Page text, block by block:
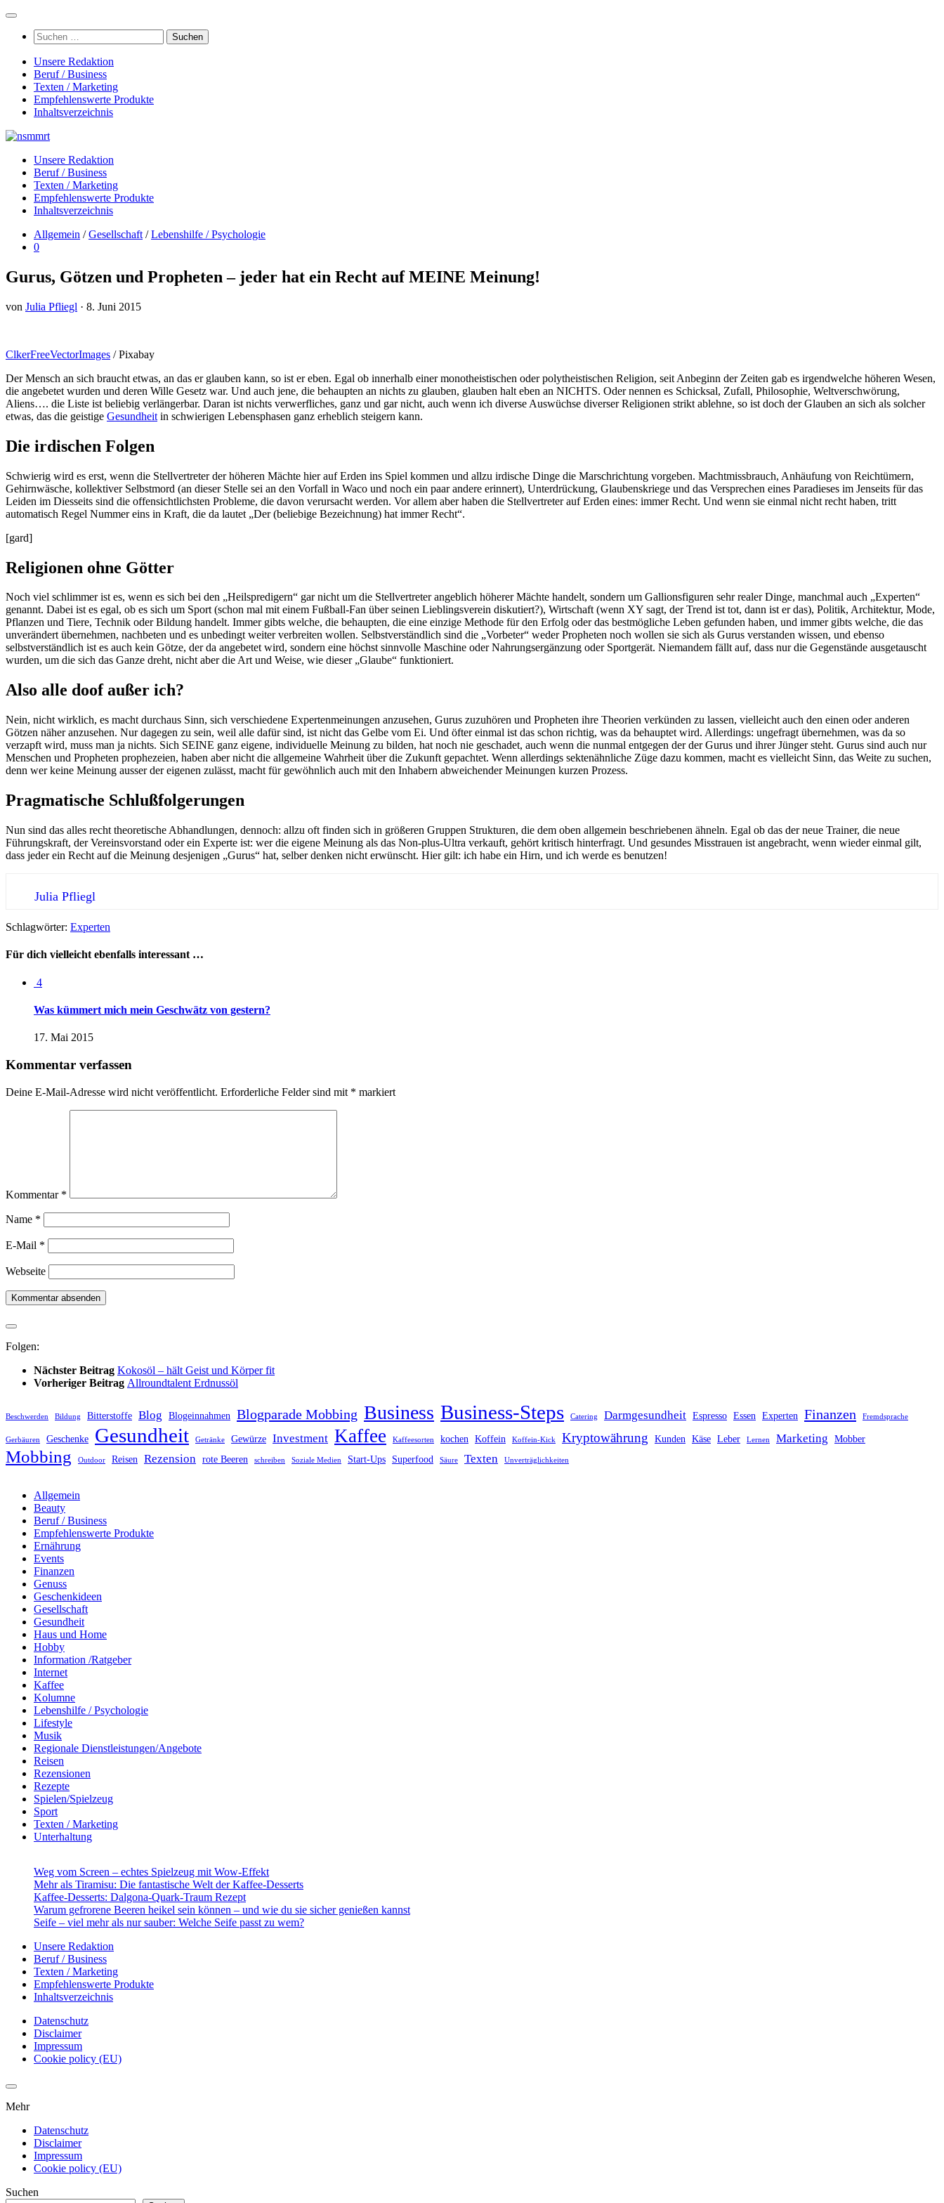
Zum
springenSuchen
nach:
Unsere Redaktion
Beruf / Business
Texten / Marketing
Empfehlenswerte Produkte
Inhaltsverzeichnis
Unsere Redaktion
Beruf / Business
Texten / Marketing
Empfehlenswerte Produkte
Inhaltsverzeichnis
Allgemein / Gesellschaft / Lebenshilfe / Psychologie
0
Gurus, Götzen und Propheten – jeder hat ein Recht auf MEINE Meinung!
von Julia Pfliegl · 8. Juni 2015
ClkerFreeVectorImages / Pixabay
Der Mensch an sich braucht etwas, an das er glauben kann, so ist er eben. Egal ob innerhalb einer monotheistischen oder polytheistischen Religion, seit Anbeginn der Zeiten gab es irgendwelche höheren Wesen,
die angebetet wurden und deren Wille Gesetz war. Und auch jene, die behaupten an nichts zu glauben, glauben halt eben an NICHTS. Oder nennen es Schicksal, Zufall, Philosophie, Weltverschwörung,
Aliens…. die Liste ist beliebig verlängerbar. Daran ist nichts verwerfliches, ganz und gar nicht, auch wenn ich diverse Auswüchse diverser Religionen strikt ablehne, so ist doch der Glauben an sich als solcher
etwas, das die geistige Gesundheit in schwierigen Lebensphasen ganz erheblich steigern kann.
Die irdischen Folgen
Schwierig wird es erst, wenn die Stellvertreter der höheren Mächte hier auf Erden ins Spiel kommen und allzu irdische Dinge die Marschrichtung vorgeben. Machtmissbrauch, Anhäufung von Reichtümern,
Gehirnwäsche, kollektiver Selbstmord (an dieser Stelle sei an den Vorfall in Waco und noch ein paar andere erinnert), Unterdrückung, Glaubenskriege und das Versprechen eines Paradieses im Jenseits für das
Leiden im Diesseits sind die offensichtlichsten Probleme, die davon verursacht werden. Vor allem aber haben die Stellvertreter auf Erden eines: immer Recht. Und wenn sie einmal nicht recht haben, tritt
automatisch Regel Nummer eins in Kraft, die da lautet „Der (beliebige Bezeichnung) hat immer Recht“.
[gard]
Religionen ohne Götter
Noch viel schlimmer ist es, wenn es sich bei den „Heilspredigern“ gar nicht um die Stellvertreter angeblich höherer Mächte handelt, sondern um Gallionsfiguren sehr realer Dinge, manchmal auch „Experten“
genannt. Dabei ist es egal, ob es sich um Sport (schon mal mit einem Fußball-Fan über seinen Lieblingsverein diskutiert?), Wirtschaft (wenn XY sagt, der Trend ist tot, dann ist er das), Politik, Architektur, Mode,
Pflanzen und Tiere, Technik oder Bildung handelt. Immer gibts welche, die behaupten, die eine einzige Methode für den Erfolg oder das bestmögliche Leben gefunden haben, und immer gibts welche, die das
unverändert übernehmen, nachbeten und es unbedingt weiter verbreiten wollen. Selbstverständlich sind die „Vorbeter“ weder Propheten noch wollen sie sich als Gurus verstanden wissen, und ebenso
selbstverständlich ist es auch kein Götze, der da angebetet wird, sondern eine höchst sinnvolle Maschine oder Nahrungsergänzung oder Sportgerät. Niemandem fällt auf, dass nur die Gegenstände ausgetauscht
wurden, um die sich das Ganze dreht, nicht aber die Art und Weise, wie dieser „Glaube“ funktioniert.
Also alle doof außer ich?
Nein, nicht wirklich, es macht durchaus Sinn, sich verschiedene Expertenmeinungen anzusehen, Gurus zuzuhören und Propheten ihre Theorien verkünden zu lassen, vielleicht auch den einen oder anderen
Götzen näher anzusehen. Nur dagegen zu sein, weil alle dafür sind, ist nicht das Gelbe vom Ei. Und öfter einmal ist das schon richtig, was da behauptet wird. Allerdings: ungefragt übernehmen, was da so
verzapft wird, muss man ja nichts. Sich SEINE ganz eigene, individuelle Meinung zu bilden, hat noch nie geschadet, auch wenn die nunmal entgegen der der Gurus und ihrer Jünger steht. Gurus sind auch nur
Menschen und Propheten prophezeien, haben aber nicht die allgemeine Wahrheit über die Zukunft gepachtet. Wenn allerdings sektenähnliche Züge dazu kommen, macht es vielleicht Sinn, das Weite zu suchen,
denn wer keine Meinung ausser der eigenen zulässt, macht für gewöhnlich auch mit den Inhabern abweichender Meinungen kurzen Prozess.
Pragmatische Schlußfolgerungen
Nun sind das alles recht theoretische Abhandlungen, dennoch: allzu oft finden sich in größeren Gruppen Strukturen, die dem oben allgemein beschriebenen ähneln. Egal ob das der neue Trainer, die neue
Führungskraft, der Vereinsvorstand oder ein Experte ist: wer die eigene Meinung als das Non-plus-Ultra verkauft, gehört kritisch hinterfragt. Und gesundes Misstrauen ist angebracht, wenn wieder einmal gilt,
dass jeder ein Recht auf die Meinung desjenigen „Gurus“ hat, selber denken nicht erwünscht. Hier gilt: ich habe ein Hirn, und ich werde es benutzen!
Julia Pfliegl
Schlagwörter: Experten
Für dich vielleicht ebenfalls interessant …
4
Was kümmert mich mein Geschwätz von gestern?
17. Mai 2015
Kommentar verfassen
Deine E-Mail-Adresse wird nicht veröffentlicht. Erforderliche Felder sind mit * markiert
Kommentar *
Name *
E-Mail *
Webseite
Folgen:
Nächster Beitrag Kokosöl – hält Geist und Körper fit
Vorheriger Beitrag Allroundtalent Erdnussöl
Beschwerden Bildung Bitterstoffe Blog Blogeinnahmen Blogparade Mobbing Business Business-Steps Catering Darmgesundheit Espresso Essen Experten Finanzen Fremdsprache
Gerbäuren Geschenke Gesundheit Getränke Gewürze Investment Kaffee Kaffeesorten kochen Koffein Koffein-Kick Kryptowährung Kunden Käse Leber Lernen Marketing Mobber
Mobbing Outdoor Reisen Rezension rote Beeren schreiben Soziale Medien Start-Ups Superfood Säure Texten Unverträglichkeiten
Allgemein
Beauty
Beruf / Business
Empfehlenswerte Produkte
Ernährung
Events
Finanzen
Genuss
Geschenkideen
Gesellschaft
Gesundheit
Haus und Home
Hobby
Information /Ratgeber
Internet
Kaffee
Kolumne
Lebenshilfe / Psychologie
Lifestyle
Musik
Regionale Dienstleistungen/Angebote
Reisen
Rezensionen
Rezepte
Spielen/Spielzeug
Sport
Texten / Marketing
Unterhaltung
Weg vom Screen – echtes Spielzeug mit Wow-Effekt
Mehr als Tiramisu: Die fantastische Welt der Kaffee-Desserts
Kaffee-Desserts: Dalgona-Quark-Traum Rezept
Warum gefrorene Beeren heikel sein können – und wie du sie sicher genießen kannst
Seife – viel mehr als nur sauber: Welche Seife passt zu wem?
Unsere Redaktion
Beruf / Business
Texten / Marketing
Empfehlenswerte Produkte
Inhaltsverzeichnis
Datenschutz
Disclaimer
Impressum
Cookie policy (EU)
Mehr
Datenschutz
Disclaimer
Impressum
Cookie policy (EU)
Suchen